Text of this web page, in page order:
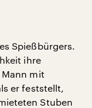
Spießbürgers.
ihre
mit
er feststellt,
Stuben